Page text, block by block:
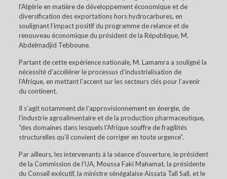
l’Algérie en matière de développement économique et de
diversification des exportations hors hydrocarbures, en
soulignant l’impact positif du programme de relance et de
renouveau économique du président de la République, M.
Abdelmadjid Tebboune.
Partant de cette expérience nationale, M. Lamamra a souligné la
nécessité d’accélérer le processus d’industrialisation de
l’Afrique, en mettant l’accent sur les secteurs clés pour l’avenir
du continent.
Il s’agit notamment de l’approvisionnement en énergie, de
l’industrie agroalimentaire et de la production pharmaceutique,
“des domaines dans lesquels l’Afrique souffre de fragilités
structurelles qu’il convient de corriger en toute urgence”.
Par ailleurs, les intervenants à la séance d’ouverture, le président
de la Commission de l’UA, Moussa Faki Mahamat, la présidente
du Conseil exécutif, la ministre sénégalaise Aissata Tall Sall, et le